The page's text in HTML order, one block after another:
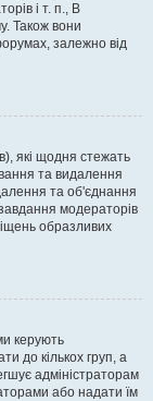
і т. п., В
Також вони
залежно від
які щодня стежать
та видалення
та об'єднання
модераторів
образливих
керують
до кількох груп, а
адміністраторам
або надати їм